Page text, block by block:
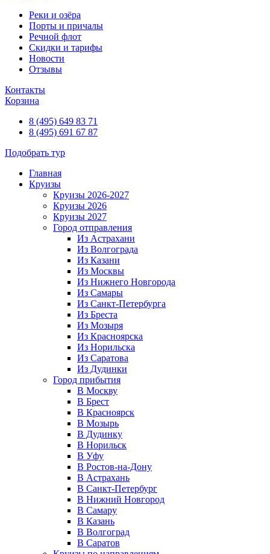
Реки и озёра
Порты и причалы
Речной флот
Скидки и тарифы
Новости
Отзывы
Контакты
Корзина
8 (495) 649 83 71
8 (495) 691 67 87
Подобрать тур
Главная
Круизы
Круизы 2026-2027
Круизы 2026
Круизы 2027
Город отправления
Из Астрахани
Из Волгограда
Из Казани
Из Москвы
Из Нижнего Новгорода
Из Самары
Из Санкт-Петербурга
Из Бреста
Из Мозыря
Из Красноярска
Из Норильска
Из Саратова
Из Дудинки
Город прибытия
В Москву
В Брест
В Красноярск
В Мозырь
В Дудинку
В Норильск
В Уфу
В Ростов-на-Дону
В Астрахань
В Санкт-Петербург
В Нижний Новгород
В Самару
В Казань
В Волгоград
В Саратов